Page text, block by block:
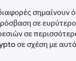
σημαίνουν
σε
σε
σε σχέση με